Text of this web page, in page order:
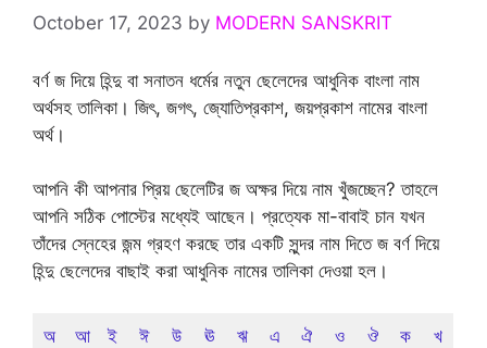
October 17, 2023 by MODERN SANSKRIT
বর্ণ জ দিয়ে হিন্দু বা সনাতন ধর্মের নতুন ছেলেদের আধুনিক বাংলা নাম
অর্থসহ তালিকা। জিৎ, জগৎ, জ্যোতিপ্রকাশ, জয়প্রকাশ নামের বাংলা
অর্থ।
আপনি কী আপনার প্রিয় ছেলেটির জ অক্ষর দিয়ে নাম খুঁজচ্ছেন? তাহলে
আপনি সঠিক পোস্টের মধ্যেই আছেন। প্রত্যেক মা-বাবাই চান যখন
তাঁদের স্নেহের জন্ম গ্রহণ করছে তার একটি সুন্দর নাম দিতে জ বর্ণ দিয়ে
হিন্দু ছেলেদের বাছাই করা আধুনিক নামের তালিকা দেওয়া হল।
অ আ ই ঈ উ ঊ ঋ এ ঐ ও ঔ ক খ